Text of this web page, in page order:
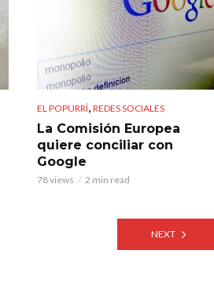
EL POPURRÍ, REDES SOCIALES
La Comisión Europea
quiere conciliar con
Google
78 views 2 min read
NEXT